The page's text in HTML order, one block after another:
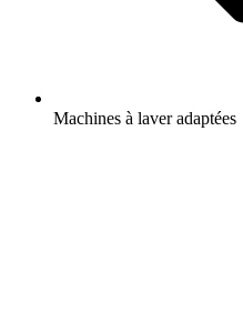
Machines à laver adaptées